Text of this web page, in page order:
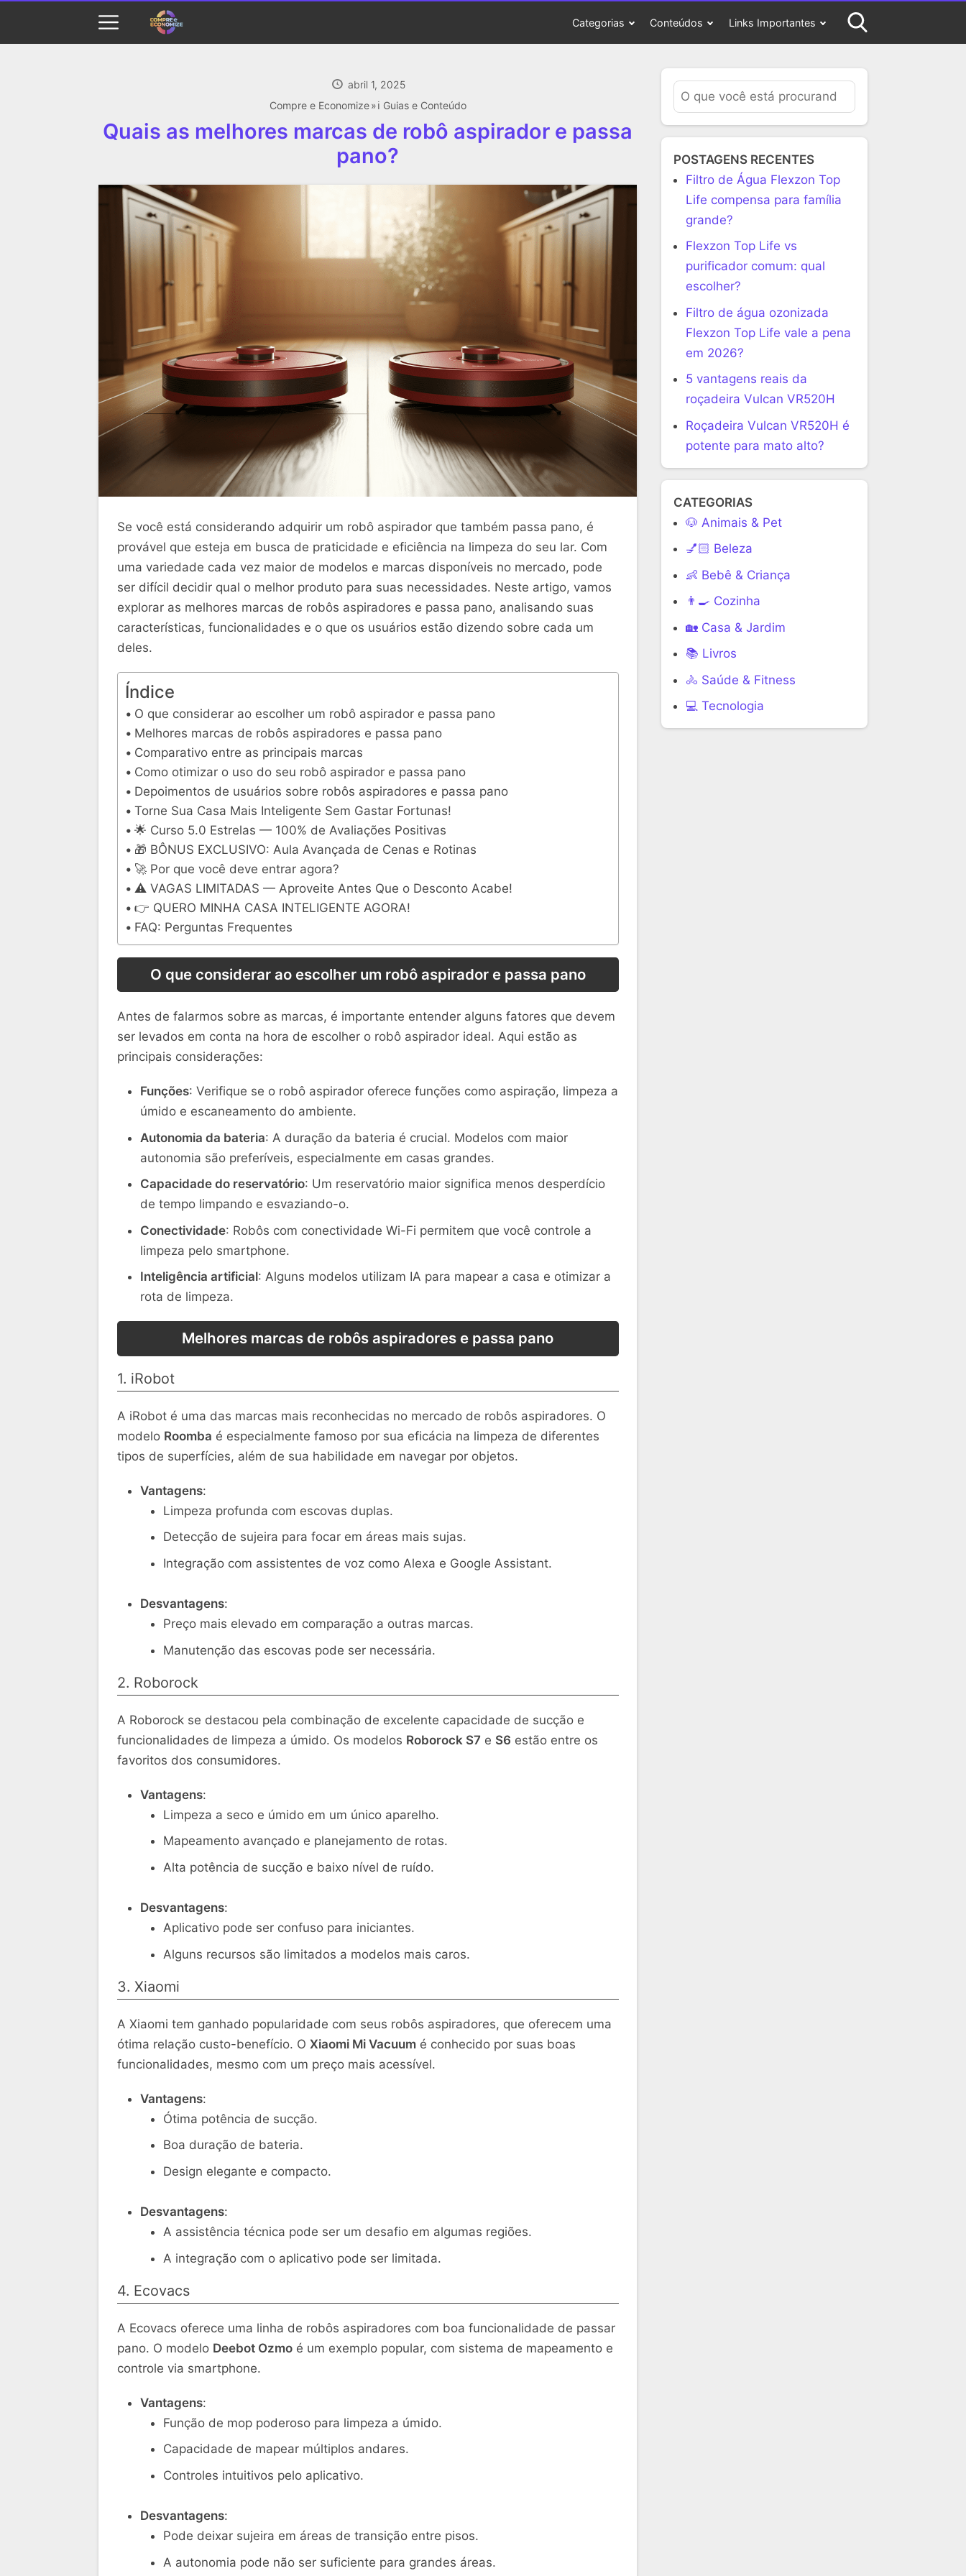
Categorias Conteúdos Links Importantes
abril 1, 2025
Compre e Economize
ℹ️ Guias e Conteúdo
Quais as melhores marcas de robô aspirador e passa
pano?
Se você está considerando adquirir um robô aspirador que também passa pano, é
provável que esteja em busca de praticidade e eficiência na limpeza do seu lar. Com
uma variedade cada vez maior de modelos e marcas disponíveis no mercado, pode
ser difícil decidir qual o melhor produto para suas necessidades. Neste artigo, vamos
explorar as melhores marcas de robôs aspiradores e passa pano, analisando suas
características, funcionalidades e o que os usuários estão dizendo sobre cada um
deles.
Índice
O que considerar ao escolher um robô aspirador e passa pano
Melhores marcas de robôs aspiradores e passa pano
Comparativo entre as principais marcas
Como otimizar o uso do seu robô aspirador e passa pano
Depoimentos de usuários sobre robôs aspiradores e passa pano
Torne Sua Casa Mais Inteligente Sem Gastar Fortunas!
🌟 Curso 5.0 Estrelas — 100% de Avaliações Positivas
🎁 BÔNUS EXCLUSIVO: Aula Avançada de Cenas e Rotinas
🚀 Por que você deve entrar agora?
⚠️ VAGAS LIMITADAS — Aproveite Antes Que o Desconto Acabe!
👉 QUERO MINHA CASA INTELIGENTE AGORA!
FAQ: Perguntas Frequentes
O que considerar ao escolher um robô aspirador e passa pano
Antes de falarmos sobre as marcas, é importante entender alguns fatores que devem
ser levados em conta na hora de escolher o robô aspirador ideal. Aqui estão as
principais considerações:
Funções: Verifique se o robô aspirador oferece funções como aspiração, limpeza a
úmido e escaneamento do ambiente.
Autonomia da bateria: A duração da bateria é crucial. Modelos com maior
autonomia são preferíveis, especialmente em casas grandes.
Capacidade do reservatório: Um reservatório maior significa menos desperdício
de tempo limpando e esvaziando-o.
Conectividade: Robôs com conectividade Wi-Fi permitem que você controle a
limpeza pelo smartphone.
Inteligência artificial: Alguns modelos utilizam IA para mapear a casa e otimizar a
rota de limpeza.
Melhores marcas de robôs aspiradores e passa pano
1. iRobot
A iRobot é uma das marcas mais reconhecidas no mercado de robôs aspiradores. O
modelo Roomba é especialmente famoso por sua eficácia na limpeza de diferentes
tipos de superfícies, além de sua habilidade em navegar por objetos.
Vantagens:
Limpeza profunda com escovas duplas.
Detecção de sujeira para focar em áreas mais sujas.
Integração com assistentes de voz como Alexa e Google Assistant.
Desvantagens:
Preço mais elevado em comparação a outras marcas.
Manutenção das escovas pode ser necessária.
2. Roborock
A Roborock se destacou pela combinação de excelente capacidade de sucção e
funcionalidades de limpeza a úmido. Os modelos Roborock S7 e S6 estão entre os
favoritos dos consumidores.
Vantagens:
Limpeza a seco e úmido em um único aparelho.
Mapeamento avançado e planejamento de rotas.
Alta potência de sucção e baixo nível de ruído.
Desvantagens:
Aplicativo pode ser confuso para iniciantes.
Alguns recursos são limitados a modelos mais caros.
3. Xiaomi
A Xiaomi tem ganhado popularidade com seus robôs aspiradores, que oferecem uma
ótima relação custo-benefício. O Xiaomi Mi Vacuumé conhecido por suas boas
funcionalidades, mesmo com um preço mais acessível.
Vantagens:
Ótima potência de sucção.
Boa duração de bateria.
Design elegante e compacto.
Desvantagens:
A assistência técnica pode ser um desafio em algumas regiões.
A integração com o aplicativo pode ser limitada.
4. Ecovacs
A Ecovacs oferece uma linha de robôs aspiradores com boa funcionalidade de passar
pano. O modelo Deebot Ozmoé um exemplo popular, com sistema de mapeamento e
controle via smartphone.
Vantagens:
Função de mop poderoso para limpeza a úmido.
Capacidade de mapear múltiplos andares.
Controles intuitivos pelo aplicativo.
Desvantagens:
Pode deixar sujeira em áreas de transição entre pisos.
A autonomia pode não ser suficiente para grandes áreas.
POSTAGENS RECENTES
Filtro de Água Flexzon Top
Life compensa para família
grande?
Flexzon Top Life vs
purificador comum: qual
escolher?
Filtro de água ozonizada
Flexzon Top Life vale a pena
em 2026?
5 vantagens reais da
roçadeira Vulcan VR520H
Roçadeira Vulcan VR520H é
potente para mato alto?
CATEGORIAS
🐶 Animais & Pet
💅🏻 Beleza
👶 Bebê & Criança
👨‍🍳 Cozinha
🏡 Casa & Jardim
📚 Livros
🚴 Saúde & Fitness
‍💻 Tecnologia